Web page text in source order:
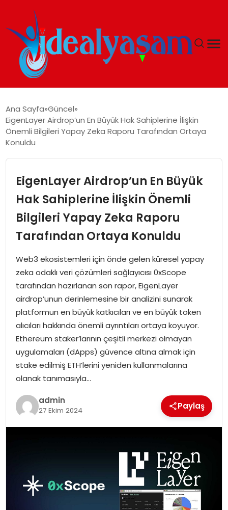
GÜNDEM
İDEAL YAŞAM
İDEAL SPOR
YAŞAM
MAGAZIN
SAĞLIK
SOSYAL HABER
Ana Sayfa Güncel
EigenLayer Airdrop’un En Büyük Hak Sahiplerine İlişkin
Önemli Bilgileri Yapay Zeka Raporu Tarafından Ortaya
Konuldu
EigenLayer Airdrop’un En Büyük
Hak Sahiplerine İlişkin Önemli
Bilgileri Yapay Zeka Raporu
Tarafından Ortaya Konuldu
Web3 ekosistemleri için önde gelen küresel yapay
zeka odaklı veri çözümleri sağlayıcısı 0xScope
tarafından hazırlanan son rapor, EigenLayer
airdrop’unun derinlemesine bir analizini sunarak
platformun en büyük katkıcıları ve en büyük token
alıcıları hakkında önemli ayrıntıları ortaya koyuyor.
Ethereum staker’larının çeşitli merkezi olmayan
uygulamaları (dApps) güvence altına almak için
stake edilmiş ETH’lerini yeniden kullanmalarına
olanak tanımasıyla…
admin
27 Ekim 2024 Paylaş